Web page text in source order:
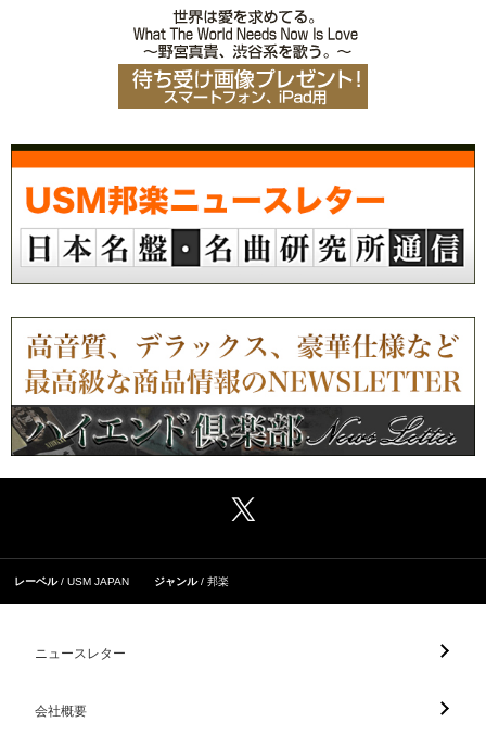
レーベル USM JAPAN ジャンル 邦楽
ニュースレター
会社概要